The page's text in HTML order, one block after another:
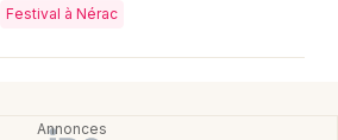
Festival à Nérac